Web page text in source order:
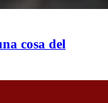
cosa del